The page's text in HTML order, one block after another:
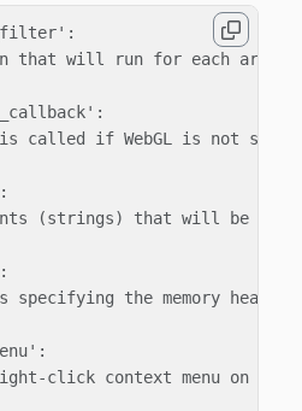
that will run for each
called if WebGL is not
(strings) that will be
specifying the memory heap
click context menu on the